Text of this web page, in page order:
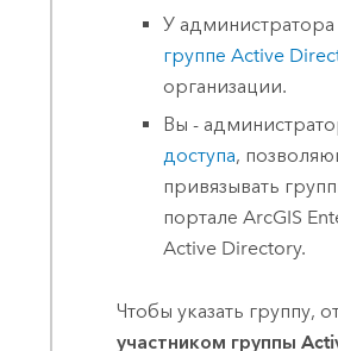
У администратора
группе Active
организации.
Вы -
доступа,
привязывать
портале ArcGIS
Active Directory.
Чтобы указать группу,
участником группы